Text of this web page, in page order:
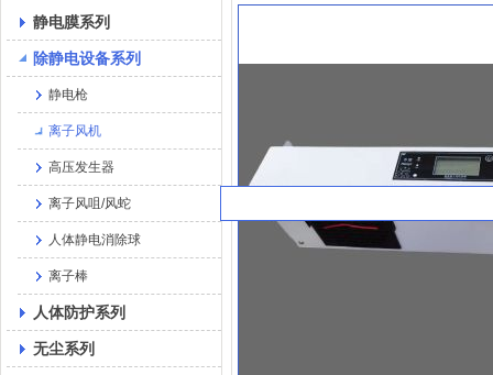
静电膜系列
除静电设备系列
静电枪
离子风机
高压发生器
离子风咀/风蛇
人体静电消除球
离子棒
人体防护系列
无尘系列